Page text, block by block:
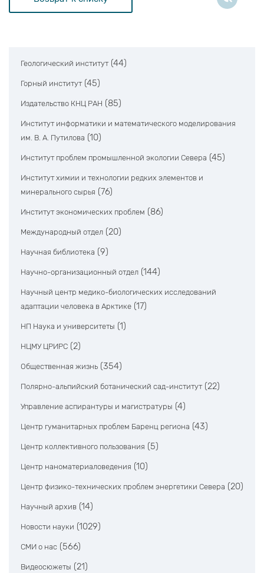
Геологический институт (44)
Горный институт (45)
Издательство КНЦ РАН (85)
Институт информатики и математического моделирования
им. В. А. Путилова (10)
Институт проблем промышленной экологии Севера (45)
Институт химии и технологии редких элементов и
минерального сырья (76)
Институт экономических проблем (86)
Международный отдел (20)
Научная библиотека (9)
Научно-организационный отдел (144)
Научный центр медико-биологических исследований
адаптации человека в Арктике (17)
НП Наука и университеты (1)
НЦМУ ЦРИРС (2)
Общественная жизнь (354)
Полярно-альпийский ботанический сад-институт (22)
Управление аспирантуры и магистратуры (4)
Центр гуманитарных проблем Баренц региона (43)
Центр коллективного пользования (5)
Центр наноматериаловедения (10)
Центр физико-технических проблем энергетики Севера (20)
Научный архив (14)
Новости науки (1029)
СМИ о нас (566)
Видеосюжеты (21)